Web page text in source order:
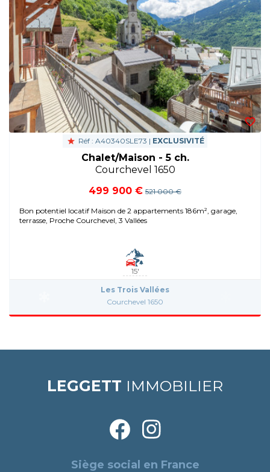
Réf : A40340SLE73 | EXCLUSIVITÉ
Chalet/Maison - 5 ch.
Courchevel 1650
499 900 € 521 000 €
Bon potentiel locatif Maison de 2 appartements 186m², garage,
terrasse, Proche Courchevel, 3 Vallées
15'
Les Trois Vallées
Courchevel 1650
LEGGETT IMMOBILIER
Siège social en France